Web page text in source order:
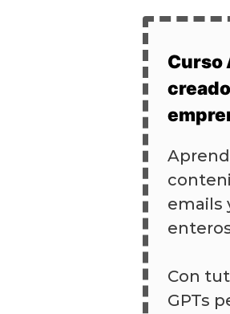
Curso
emails
Con
GPTs